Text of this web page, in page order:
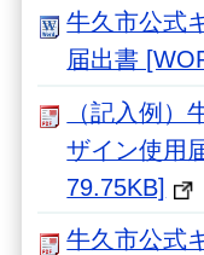
牛久市公式
届出書
（記入例）
ザイン使用
79.75KB]
牛久市公式